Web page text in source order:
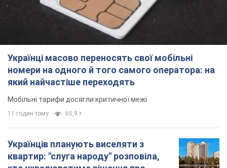
Українці масово купують дорогі нові
авто: скільки коштує
найпопулярніша модель
Які марки автомобілів воліють купувати
мешканці України
9.08.2026 22:48 38,1 т.